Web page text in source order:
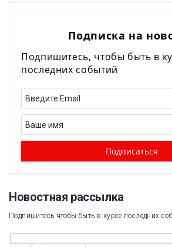
Подписка на
Подпишитесь, чтобы быть в
последних событий
Новостная рассылка​
Подпишитесь чтобы быть в курсе последних